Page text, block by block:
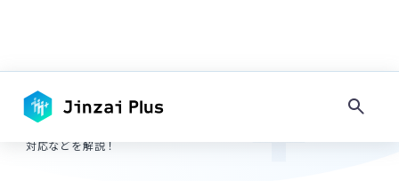
キーワードで探す
TOP-採用ノウハウ
外国人の銀行口座を開設するのは難しい？注意点や手順、帰国後の
対応などを解説！